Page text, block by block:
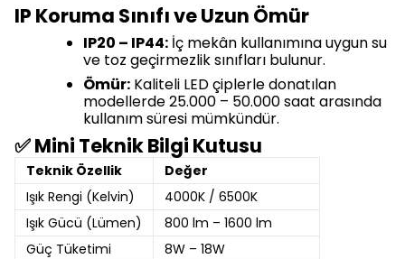
IP Koruma Sınıfı ve Uzun Ömür
IP20 – IP44: İç mekân kullanımına uygun su
ve toz geçirmezlik sınıfları bulunur.
Ömür: Kaliteli LED çiplerle donatılan
modellerde 25.000 – 50.000 saat arasında
kullanım süresi mümkündür.
✅ Mini Teknik Bilgi Kutusu
Teknik Özellik
Değer
Işık Rengi (Kelvin)
4000K / 6500K
Işık Gücü (Lümen)
800 lm – 1600 lm
Güç Tüketimi
8W – 18W